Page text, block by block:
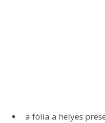
a fólia a helyes